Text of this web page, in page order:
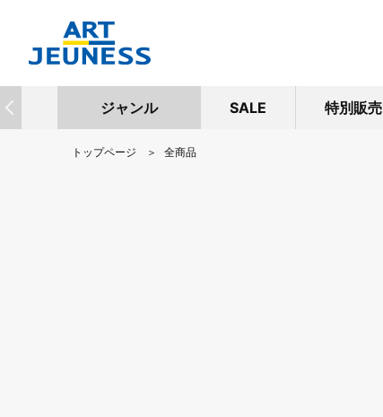
ジャンル SALE 特別販売
トップページ 全商品